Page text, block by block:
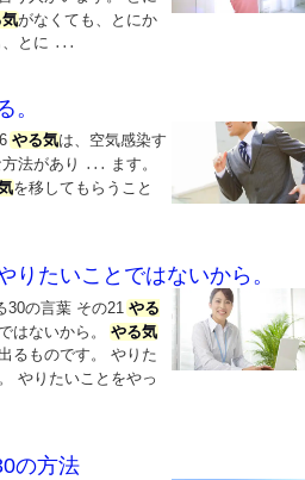
がなくても、とにか
とに ...
。
やる気は、空気感染す
法があり ...
ます。
を移してもらうこと
りたいことではないから。
30の言葉 その21 やる
はないから。 やる気
るものです。 やりた
やりたいことをやっ
の方法